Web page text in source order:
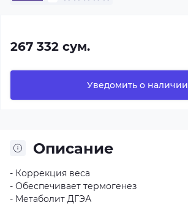
267 332 сум.
Уведомить о наличии
Описание
- Коррекция веса
- Обеспечивает термогенез
- Метаболит ДГЭА